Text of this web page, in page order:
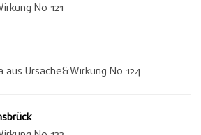
No 121
aus Ursache&Wirkung No 124